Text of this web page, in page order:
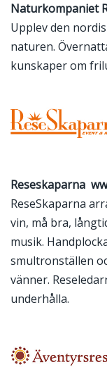
Naturkompaniet
Upplev den
naturen.
kunskaper om
Reseskaparna
ReseSkaparna
vin, må bra,
musik.
smultronställen
vänner.
underhålla.